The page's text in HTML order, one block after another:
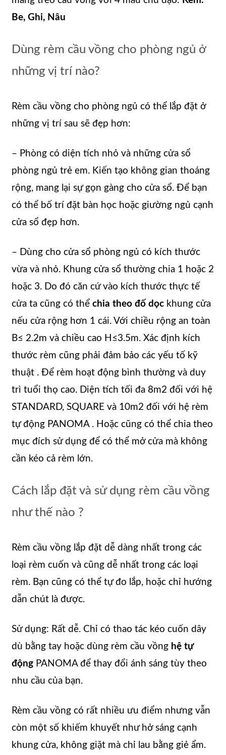
Be, Ghi, Nâu
Dùng rèm cầu vồng cho phòng ngủ ở
những vị trí nào?
Rèm cầu vồng cho phòng ngủ có thể lắp đặt ở
những vị trí sau sẽ đẹp hơn:
– Phòng có diện tích nhỏ và những cửa sổ
phòng ngủ trẻ em. Kiến tạo không gian thoáng
rộng, mang lại sự gọn gàng cho cửa sổ. Để bạn
có thể bố trí đặt bàn học hoặc giường ngủ cạnh
cửa sổ đẹp hơn.
– Dùng cho cửa sổ phòng ngủ có kích thước
vừa và nhỏ. Khung cửa sổ thường chia 1 hoặc 2
hoặc 3. Do đó căn cứ vào kích thước thực tế
cửa ta cũng có thể chia theo đố dọc khung cửa
nếu cửa rộng hơn 1 cái. Với chiều rộng an toàn
B≤ 2.2m và chiều cao H≤3.5m. Xác định kích
thước rèm cũng phải đảm bảo các yếu tố kỹ
thuật . Để rèm hoạt động bình thường và duy
trì tuổi thọ cao. Diện tích tối đa 8m2 đối với hệ
STANDARD, SQUARE và 10m2 đối với hệ rèm
tự động PANOMA . Hoặc cũng có thể chia theo
mục đích sử dụng để có thể mở cửa mà không
cần kéo cả rèm lớn.
Cách lắp đặt và sử dụng rèm cầu vồng
như thế nào ?
Rèm cầu vồng lắp đặt dễ dàng nhất trong các
loại rèm cuốn và cũng dễ nhất trong các loại
rèm. Bạn cũng có thể tự đo lắp, hoặc chỉ hướng
dẫn chút là được.
Sử dụng: Rất dễ. Chỉ có thao tác kéo cuốn dây
dù bằng tay hoặc dùng rèm cầu vồng hệ tự
động PANOMA để thay đổi ánh sáng tùy theo
nhu cầu của bạn.
Rèm cầu vồng có rất nhiều ưu điểm nhưng vẫn
còn một số khiếm khuyết như hở sáng cạnh
khung cửa, không giặt mà chỉ lau bằng giẻ ẩm.